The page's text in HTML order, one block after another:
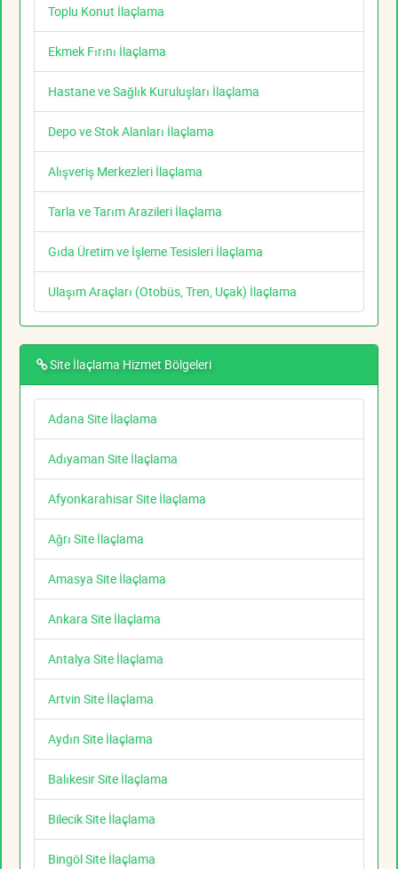
Toplu Konut İlaçlama
Ekmek Fırını İlaçlama
Hastane ve Sağlık Kuruluşları İlaçlama
Depo ve Stok Alanları İlaçlama
Alışveriş Merkezleri İlaçlama
Tarla ve Tarım Arazileri İlaçlama
Gıda Üretim ve İşleme Tesisleri İlaçlama
Ulaşım Araçları (Otobüs, Tren, Uçak) İlaçlama
Site İlaçlama Hizmet Bölgeleri
Adana Site İlaçlama
Adıyaman Site İlaçlama
Afyonkarahisar Site İlaçlama
Ağrı Site İlaçlama
Amasya Site İlaçlama
Ankara Site İlaçlama
Antalya Site İlaçlama
Artvin Site İlaçlama
Aydın Site İlaçlama
Balıkesir Site İlaçlama
Bilecik Site İlaçlama
Bingöl Site İlaçlama